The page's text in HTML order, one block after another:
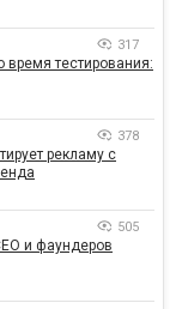
317
время тестирования:
378
рекламу с
505
и фаундеров